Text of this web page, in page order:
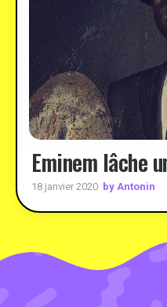
Eminem lâche
18 janvier 2020 by Antonin